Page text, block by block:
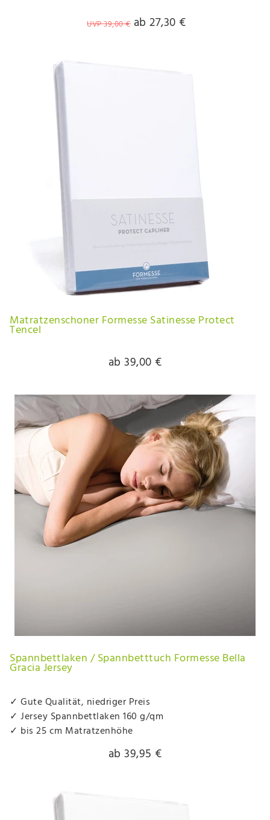
UVP 39,00 € ab 27,30 €
Matratzenschoner Formesse Satinesse Protect
Tencel
ab 39,00 €
Spannbettlaken / Spannbetttuch Formesse Bella
Gracia Jersey
✓ Gute Qualität, niedriger Preis
✓ Jersey Spannbettlaken 160 g/qm
✓ bis 25 cm Matratzenhöhe
ab 39,95 €